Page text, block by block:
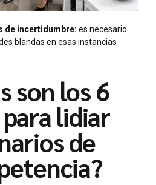
de incertidumbre: es necesario
blandas en esas instancias
son los 6
lidiar
de